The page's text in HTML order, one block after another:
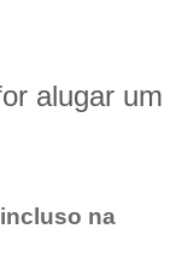
alugar um
na